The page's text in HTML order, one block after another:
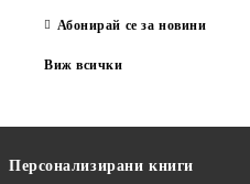
Абонирай се за новини
Виж всички
Персонализирани книги